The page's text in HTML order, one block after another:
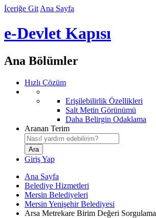
İçeriğe Git Ana Sayfa
e-Devlet Kapısı
Ana Bölümler
Hızlı Çözüm
Erişilebilirlik Özellikleri
Salt Metin Görünümü
Daha Belirgin Odaklama
Aranan Terim
Giriş Yap
Ana Sayfa
Belediye Hizmetleri
Mersin Belediyeleri
Mersin Yenişehir Belediyesi
Arsa Metrekare Birim Değeri Sorgulama